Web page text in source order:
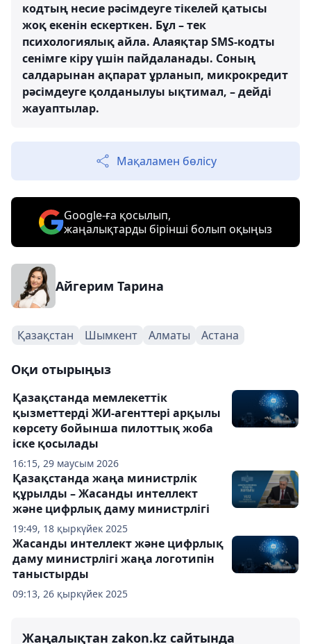
кодтың несие рәсімдеуге тікелей қатысы
жоқ екенін ескерткен. Бұл – тек
психологиялық айла. Алаяқтар SMS-кодты
сенімге кіру үшін пайдаланады. Соның
салдарынан ақпарат ұрланып, микрокредит
рәсімдеуге қолданылуы ықтимал, – дейді
жауаптылар.
Мақаламен бөлісу
Google-ға қосылып,
жаңалықтарды бірінші болып оқыңыз
Айгерим Тарина
Қазақстан Шымкент Алматы Астана
Оқи отырыңыз
16:15, 29 маусым 2026
Қазақстанда мемлекеттік
қызметтерді ЖИ-агенттері арқылы
көрсету бойынша пилоттық жоба
іске қосылады
19:49, 18 қыркүйек 2025
Қазақстанда жаңа министрлік
құрылды – Жасанды интеллект
және цифрлық даму министрлігі
09:13, 26 қыркүйек 2025
Жасанды интеллект және цифрлық
даму министрлігі жаңа логотипін
таныстырды
Жаңалықтан zakon.kz сайтында